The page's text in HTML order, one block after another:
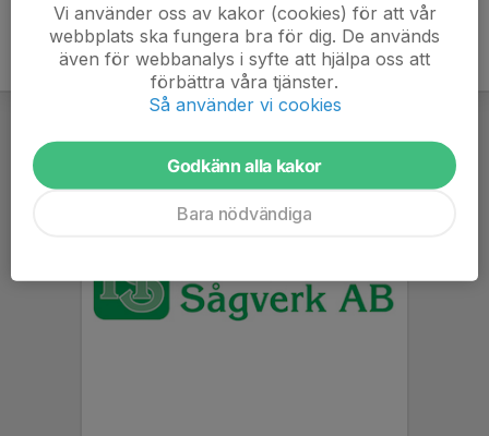
Vi använder oss av kakor (cookies) för att vår
webbplats ska fungera bra för dig. De används
även för webbanalys i syfte att hjälpa oss att
förbättra våra tjänster.
Så använder vi cookies
Godkänn alla kakor
Bara nödvändiga